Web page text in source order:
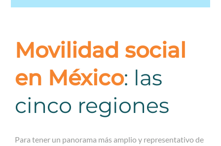
Movilidad social
en México: las
cinco regiones
Para tener un panorama más amplio y representativo de